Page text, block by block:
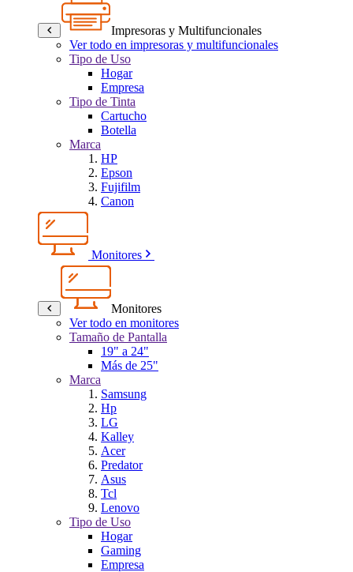
Impresoras y Multifuncionales
Ver todo en impresoras y multifuncionales
Tipo de Uso
Hogar
Empresa
Tipo de Tinta
Cartucho
Botella
Marca
HP
Epson
Fujifilm
Canon
Monitores
Monitores
Ver todo en monitores
Tamaño de Pantalla
19" a 24"
Más de 25"
Marca
Samsung
Hp
LG
Kalley
Acer
Predator
Asus
Tcl
Lenovo
Tipo de Uso
Hogar
Gaming
Empresa